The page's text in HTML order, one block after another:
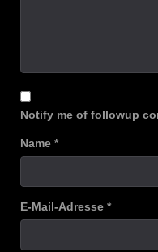
Notify me of followup
Name *
E-Mail-Adresse *